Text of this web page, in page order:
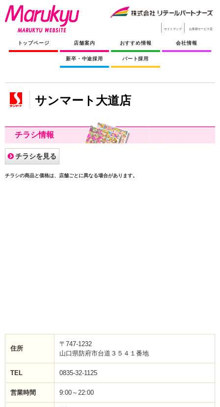
サイトマップ お客様サービス室
トップページ 店舗案内 おすすめ情報 会社情報
新卒・中途採用 パート採用
サンマート大道店
チラシ情報
チラシを見る
チラシの商品と価格は、店舗ごとに異なる場合があります。
住所
〒747-1232
山口県防府市台道３５４１番地
TEL 0835-32-1125
営業時間 9:00～22:00